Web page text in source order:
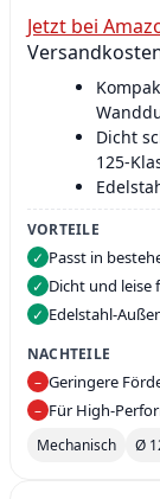
Jetzt bei
Dicht
VORTEILE
✓ Passt in
✓ Dicht und leise
✓
NACHTEILE
– Geringere
– Für
Mechanisch Ø